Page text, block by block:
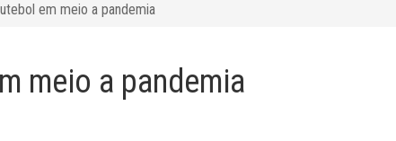
em meio a pandemia
meio a pandemia